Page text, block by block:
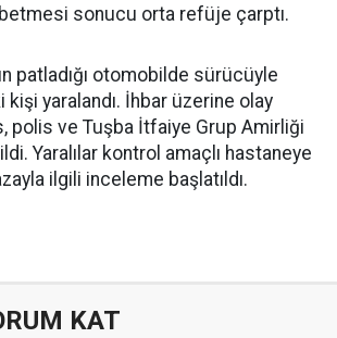
sonucu orta refüje çarptı.
patladığı otomobilde sürücüyle
kişi yaralandı. İhbar üzerine olay
polis ve Tuşba İtfaiye Grup Amirliği
Yaralılar kontrol amaçlı hastaneye
ilgili inceleme başlatıldı.
KAT